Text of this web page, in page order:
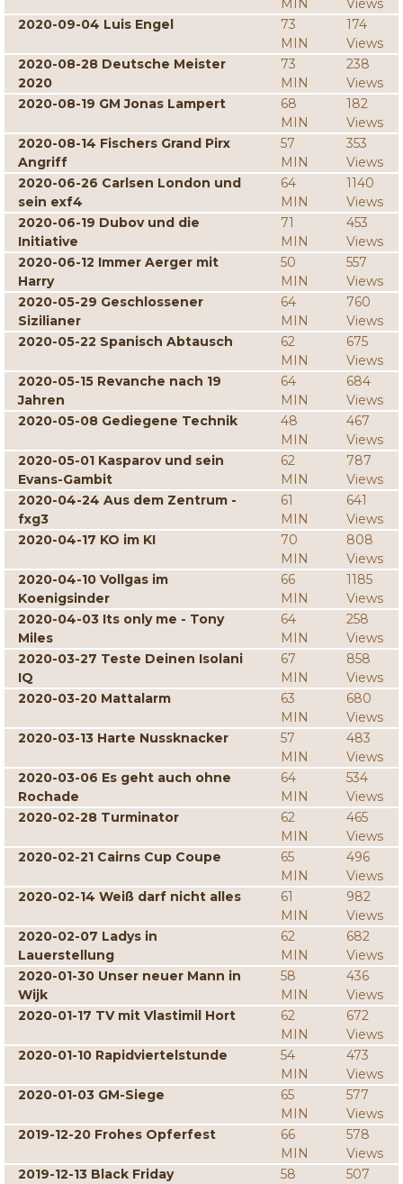
MIN
Views
2020-09-04 Luis Engel
73
MIN
174
Views
2020-08-28 Deutsche Meister
2020
73
MIN
238
Views
2020-08-19 GM Jonas Lampert
68
MIN
182
Views
2020-08-14 Fischers Grand Pirx
Angriff
57
MIN
353
Views
2020-06-26 Carlsen London und
sein exf4
64
MIN
1140
Views
2020-06-19 Dubov und die
Initiative
71
MIN
453
Views
2020-06-12 Immer Aerger mit
Harry
50
MIN
557
Views
2020-05-29 Geschlossener
Sizilianer
64
MIN
760
Views
2020-05-22 Spanisch Abtausch
62
MIN
675
Views
2020-05-15 Revanche nach 19
Jahren
64
MIN
684
Views
2020-05-08 Gediegene Technik
48
MIN
467
Views
2020-05-01 Kasparov und sein
Evans-Gambit
62
MIN
787
Views
2020-04-24 Aus dem Zentrum -
fxg3
61
MIN
641
Views
2020-04-17 KO im KI
70
MIN
808
Views
2020-04-10 Vollgas im
Koenigsinder
66
MIN
1185
Views
2020-04-03 Its only me - Tony
Miles
64
MIN
258
Views
2020-03-27 Teste Deinen Isolani
IQ
67
MIN
858
Views
2020-03-20 Mattalarm
63
MIN
680
Views
2020-03-13 Harte Nussknacker
57
MIN
483
Views
2020-03-06 Es geht auch ohne
Rochade
64
MIN
534
Views
2020-02-28 Turminator
62
MIN
465
Views
2020-02-21 Cairns Cup Coupe
65
MIN
496
Views
2020-02-14 Weiß darf nicht alles
61
MIN
982
Views
2020-02-07 Ladys in
Lauerstellung
62
MIN
682
Views
2020-01-30 Unser neuer Mann in
Wijk
58
MIN
436
Views
2020-01-17 TV mit Vlastimil Hort
62
MIN
672
Views
2020-01-10 Rapidviertelstunde
54
MIN
473
Views
2020-01-03 GM-Siege
65
MIN
577
Views
2019-12-20 Frohes Opferfest
66
MIN
578
Views
2019-12-13 Black Friday
58
507